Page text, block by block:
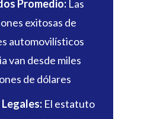
Promedio: Las
exitosas de
automovilísticos
van desde miles
de dólares
El estatuto